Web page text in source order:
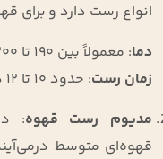
انواع رست دارد و
دما: معمولاً بین ۱۹۰ تا ۲۰۰ درجه سانتیگراد.
زمان رست: حدود ۱۰ تا ۱۲ دقیقه.
مدیوم رست قهوه:
قهوه‌ای متوسط